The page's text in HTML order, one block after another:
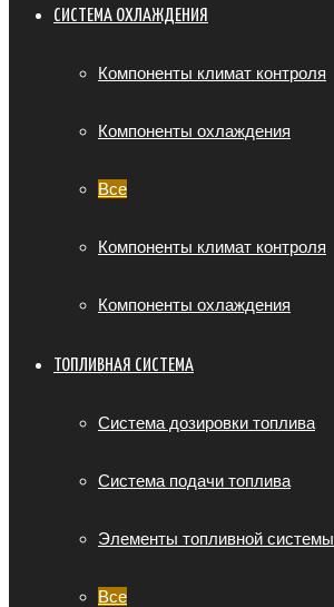
СИСТЕМА ОХЛАЖДЕНИЯ
Компоненты климат контроля
Компоненты охлаждения
Все
Компоненты климат контроля
Компоненты охлаждения
ТОПЛИВНАЯ СИСТЕМА
Система дозировки топлива
Система подачи топлива
Элементы топливной системы
Все